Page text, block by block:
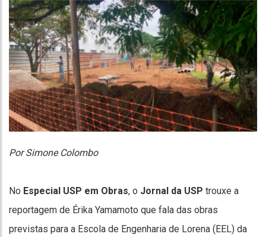
Por Simone Colombo
No Especial USP em Obras, o Jornal da USP trouxe a
reportagem de Érika Yamamoto que fala das obras
previstas para a Escola de Engenharia de Lorena (EEL) da